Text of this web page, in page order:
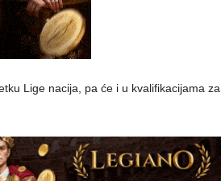
Lige nacija, pa će i u kvalifikacijama za